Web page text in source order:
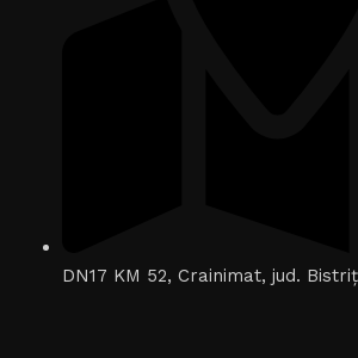
DN17 KM 52, Crainimat, jud.